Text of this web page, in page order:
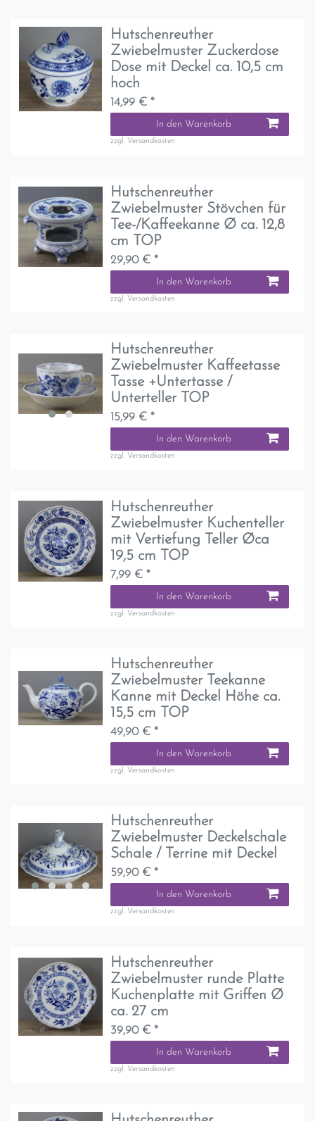
Hutschenreuther
Zwiebelmuster Zuckerdose
Dose mit Deckel ca. 10,5 cm
hoch
14,99 € *
In den Warenkorb
zzgl. Versandkosten
Hutschenreuther
Zwiebelmuster Stövchen für
Tee-/Kaffeekanne Ø ca. 12,8
cm TOP
29,90 € *
In den Warenkorb
zzgl. Versandkosten
Hutschenreuther
Zwiebelmuster Kaffeetasse
Tasse +Untertasse /
Unterteller TOP
15,99 € *
In den Warenkorb
zzgl. Versandkosten
Hutschenreuther
Zwiebelmuster Kuchenteller
mit Vertiefung Teller Øca
19,5 cm TOP
7,99 € *
In den Warenkorb
zzgl. Versandkosten
Hutschenreuther
Zwiebelmuster Teekanne
Kanne mit Deckel Höhe ca.
15,5 cm TOP
49,90 € *
In den Warenkorb
zzgl. Versandkosten
Hutschenreuther
Zwiebelmuster Deckelschale
Schale / Terrine mit Deckel
59,90 € *
In den Warenkorb
zzgl. Versandkosten
Hutschenreuther
Zwiebelmuster runde Platte
Kuchenplatte mit Griffen Ø
ca. 27 cm
39,90 € *
In den Warenkorb
zzgl. Versandkosten